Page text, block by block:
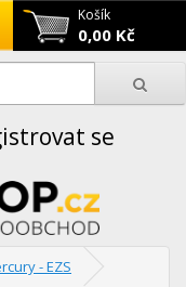
Košík
0,00 Kč
se
- EZS